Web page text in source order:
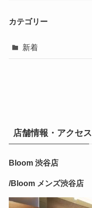
カテゴリー
新着
店舗情報・アクセス
Bloom 渋谷店
/Bloom メンズ渋谷店